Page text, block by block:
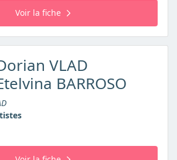
Voir la fiche
VLAD
BARROSO